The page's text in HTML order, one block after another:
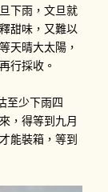
下雨，文旦就
甜味，又難以
天晴大太陽，
行採收。
至少下雨四
，得等到九月
能裝箱，等到